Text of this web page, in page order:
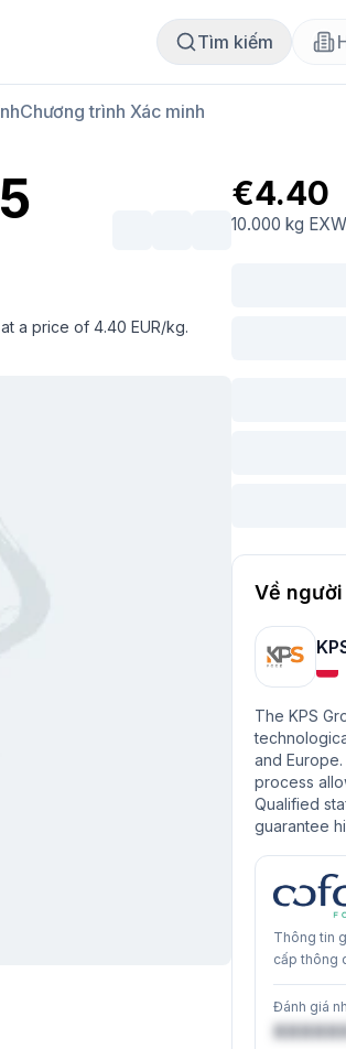
Tìm kiếm
Chương trình Xác minh
a price of 4.40 EUR/kg.
€4.40
10.000 kg EXW
Về người
The KPS
and
process
Qualified
guarantee
Thông tin
cấp thông
Đánh giá